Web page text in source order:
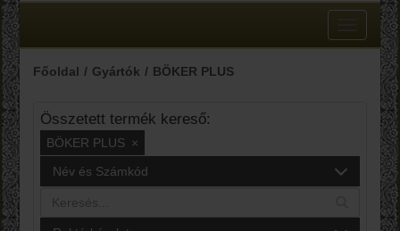
Toggle
Főoldal
Gyártók BÖKER PLUS
Összetett termék kereső:
BÖKER PLUS ×
Név és Számkód